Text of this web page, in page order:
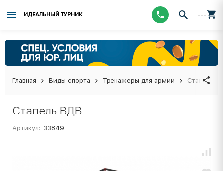
ИДЕАЛЬНЫЙ ТУРНИК ---
Главная Виды спорта Тренажеры для армии Стапель
Стапель ВДВ
Артикул: 33849